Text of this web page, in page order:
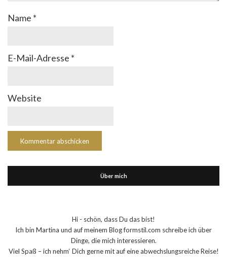
Name *
E-Mail-Adresse *
Website
Über mich
Hi - schön, dass Du das bist!
Ich bin Martina und auf meinem Blog formstil.com schreibe ich über
Dinge, die mich interessieren.
Viel Spaß – ich nehm‘ Dich gerne mit auf eine abwechslungsreiche Reise!